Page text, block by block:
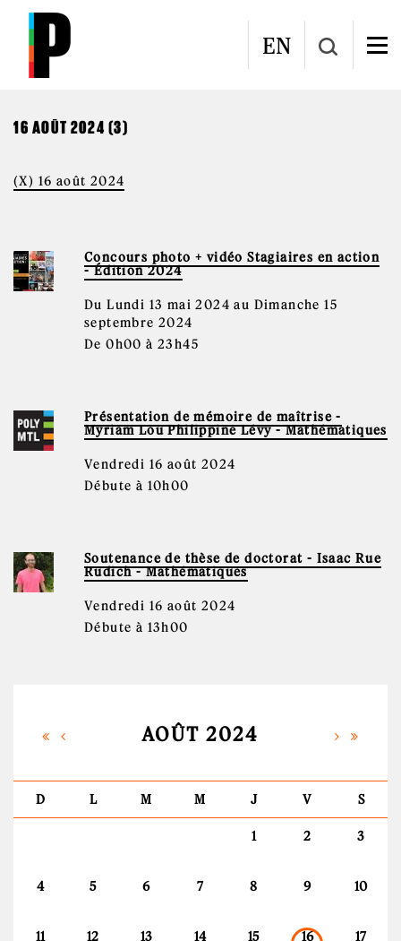
Aller au contenu principal
EN
CALENDRIER
16 AOÛT 2024 (3)
(X) 16 août 2024
Concours photo + vidéo Stagiaires en action
- Édition 2024
Du Lundi 13 mai 2024 au Dimanche 15
septembre 2024
De 0h00 à 23h45
Présentation de mémoire de maîtrise -
Myriam Lou Philippine Lévy - Mathématiques
Vendredi 16 août 2024
Débute à 10h00
Soutenance de thèse de doctorat - Isaac Rue
Rudich - Mathématiques
Vendredi 16 août 2024
Débute à 13h00
AOÛT 2024
D L M M J V S
1 2 3
4 5 6 7 8 9 10
11 12 13 14 15 16 17